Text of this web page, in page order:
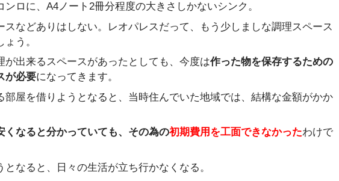
ロに、A4ノート2冊分程度の大きさしかないシンク。
スなどありはしない。レオパレスだって、もう少しましな調理スペース
う。
が出来るスペースがあったとしても、今度は作った物を保存するための
が必要になってきます。
部屋を借りようとなると、当時住んでいた地域では、結構な金額がかか
くなると分かっていても、その為の初期費用を工面できなかったわけで
なると、日々の生活が立ち行かなくなる。